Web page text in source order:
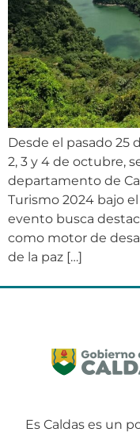
Desde el pasado 25
2, 3 y 4 de octubre,
departamento de
Turismo 2024 bajo
evento busca
como motor de
de la paz […]
Es Caldas es un